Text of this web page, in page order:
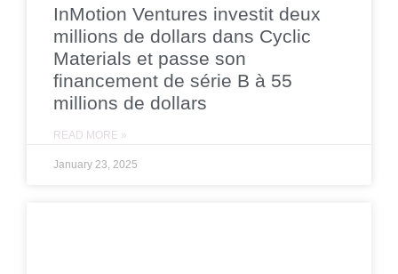
InMotion Ventures investit deux
millions de dollars dans Cyclic
Materials et passe son
financement de série B à 55
millions de dollars
READ MORE »
January 23, 2025